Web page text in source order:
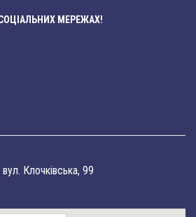
МЕРЕЖАХ!
Клочківська, 99